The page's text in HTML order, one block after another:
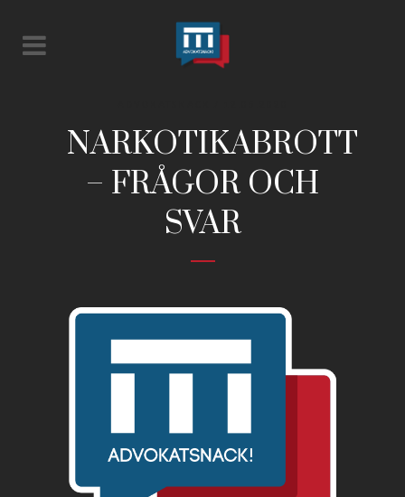
NARKOTIKABROTT
– FRÅGOR OCH
SVAR